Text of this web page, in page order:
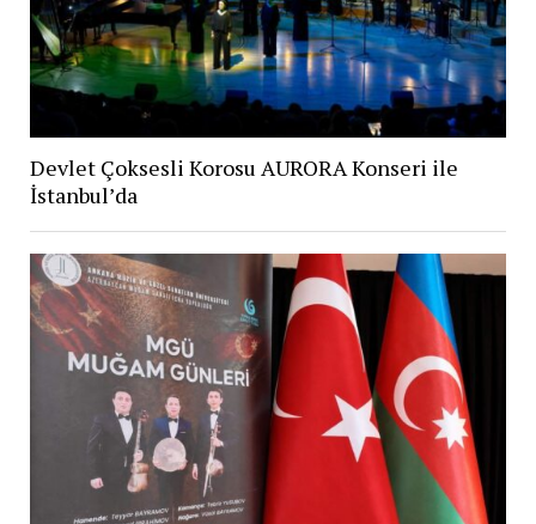
Devlet Çoksesli Korosu AURORA Konseri ile
İstanbul’da